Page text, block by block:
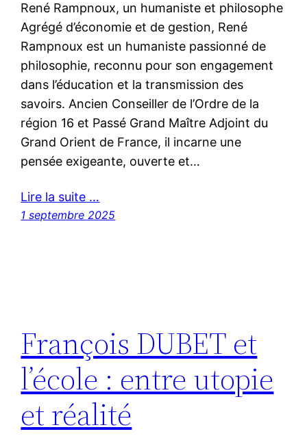
René Rampnoux, un humaniste et philosophe
Agrégé d’économie et de gestion, René
Rampnoux est un humaniste passionné de
philosophie, reconnu pour son engagement
dans l’éducation et la transmission des
savoirs. Ancien Conseiller de l’Ordre de la
région 16 et Passé Grand Maître Adjoint du
Grand Orient de France, il incarne une
pensée exigeante, ouverte et…
Lire la suite …
1 septembre 2025
François DUBET et
l’école : entre utopie
et réalité